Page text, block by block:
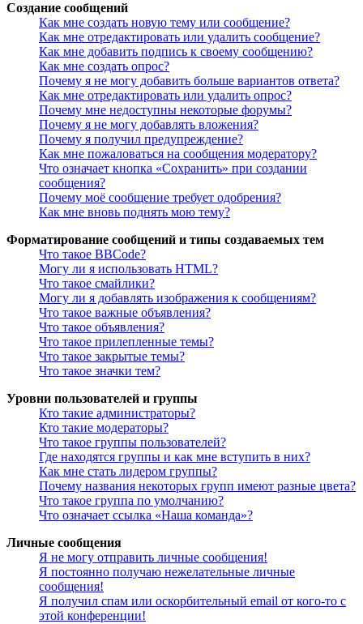
Создание сообщений
Как мне создать новую тему или сообщение?
Как мне отредактировать или удалить сообщение?
Как мне добавить подпись к своему сообщению?
Как мне создать опрос?
Почему я не могу добавить больше вариантов ответа?
Как мне отредактировать или удалить опрос?
Почему мне недоступны некоторые форумы?
Почему я не могу добавлять вложения?
Почему я получил предупреждение?
Как мне пожаловаться на сообщения модератору?
Что означает кнопка «Сохранить» при создании
сообщения?
Почему моё сообщение требует одобрения?
Как мне вновь поднять мою тему?
Форматирование сообщений и типы создаваемых тем
Что такое BBCode?
Могу ли я использовать HTML?
Что такое смайлики?
Могу ли я добавлять изображения к сообщениям?
Что такое важные объявления?
Что такое объявления?
Что такое прилепленные темы?
Что такое закрытые темы?
Что такое значки тем?
Уровни пользователей и группы
Кто такие администраторы?
Кто такие модераторы?
Что такое группы пользователей?
Где находятся группы и как мне вступить в них?
Как мне стать лидером группы?
Почему названия некоторых групп имеют разные цвета?
Что такое группа по умолчанию?
Что означает ссылка «Наша команда»?
Личные сообщения
Я не могу отправить личные сообщения!
Я постоянно получаю нежелательные личные
сообщения!
Я получил спам или оскорбительный email от кого-то с
этой конференции!